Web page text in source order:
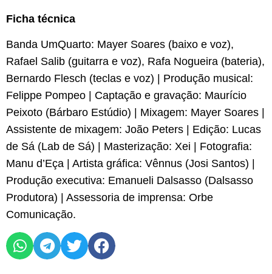
Ficha técnica
Banda UmQuarto: Mayer Soares (baixo e voz),
Rafael Salib (guitarra e voz), Rafa Nogueira (bateria),
Bernardo Flesch (teclas e voz) | Produção musical:
Felippe Pompeo | Captação e gravação: Maurício
Peixoto (Bárbaro Estúdio) | Mixagem: Mayer Soares |
Assistente de mixagem: João Peters | Edição: Lucas
de Sá (Lab de Sá) | Masterização: Xei | Fotografia:
Manu d’Eça | Artista gráfica: Vênnus (Josi Santos) |
Produção executiva: Emanueli Dalsasso (Dalsasso
Produtora) | Assessoria de imprensa: Orbe
Comunicação.